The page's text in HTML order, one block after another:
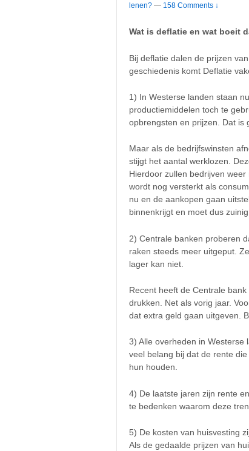
lenen? — 158 Comments ↓
Wat is deflatie en wat boeit
Bij deflatie dalen de prijzen
geschiedenis komt Deflatie
1) In Westerse landen staan
productiemiddelen toch te
opbrengsten en prijzen. Dat is
Maar als de bedrijfswinsten
stijgt het aantal werklozen.
Hierdoor zullen bedrijven
wordt nog versterkt als
nu en de aankopen gaan
binnenkrijgt en moet dus
2) Centrale banken proberen
raken steeds meer uitgeput.
lager kan niet.
Recent heeft de Centrale
drukken. Net als vorig jaar.
dat extra geld gaan uitgeven.
3) Alle overheden in
veel belang bij dat de rente
hun houden.
4) De laatste jaren zijn rente
te bedenken waarom deze
5) De kosten van huisvesting
Als de gedaalde prijzen van